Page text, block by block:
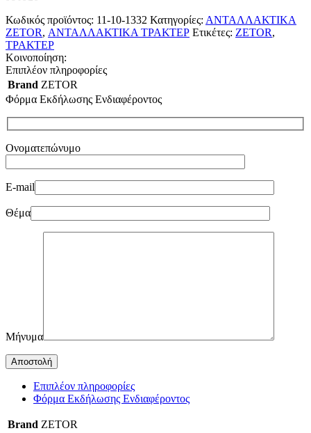
Κωδικός προϊόντος: 11-10-1332 Κατηγορίες: ΑΝΤΑΛΛΑΚΤΙΚΑ
ZETOR, ΑΝΤΑΛΛΑΚΤΙΚΑ ΤΡΑΚΤΕΡ Ετικέτες: ZETOR,
ΤΡΑΚΤΕΡ
Κοινοποίηση:
Επιπλέον πληροφορίες
Brand ZETOR
Φόρμα Εκδήλωσης Ενδιαφέροντος
Ονοματεπώνυμο
E-mail
Θέμα
Μήνυμα
Επιπλέον πληροφορίες
Φόρμα Εκδήλωσης Ενδιαφέροντος
Brand ZETOR